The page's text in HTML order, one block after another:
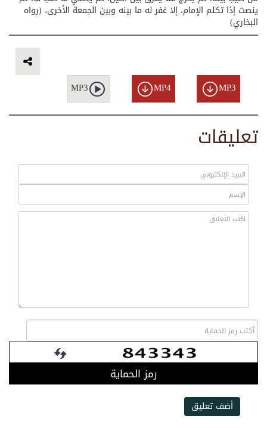
ينصت إذا تكلم الإمام، إلا غفر له ما بينه وبين الجمعة الأخرى، (رواه
البخاري)
MP3
MP4
MP3
تعليقات
رمز الحماية
أضف تعليق